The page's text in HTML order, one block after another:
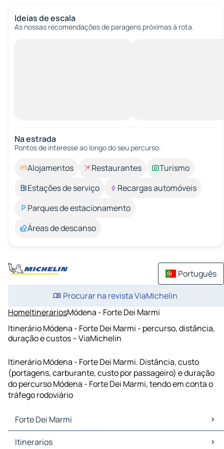
Ideias de escala
As nossas recomendações de paragens próximas à rota.
Na estrada
Pontos de interesse ao longo do seu percurso.
Alojamentos Restaurantes
Turismo
Estações de serviço
Recargas automóveis
Parques de estacionamento
Áreas de descanso
Português
Procurar na revista ViaMichelin
HomeItinerariosMódena - Forte Dei Marmi
Itinerário Módena - Forte Dei Marmi - percurso, distância,
duração e custos – ViaMichelin
Itinerário Módena - Forte Dei Marmi. Distância, custo
(portagens, carburante, custo por passageiro) e duração
do percurso Módena - Forte Dei Marmi, tendo em conta o
tráfego rodoviário
Forte Dei Marmi
Forte Dei Marmi Mapas Plantas
Itinerarios